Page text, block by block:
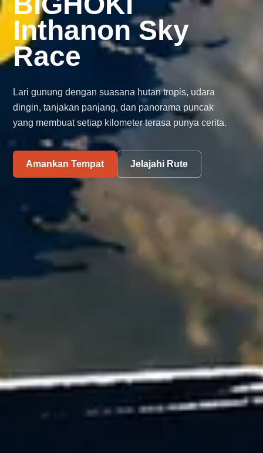
Inthanon Sky
Race
Lari gunung dengan suasana hutan tropis, udara
dingin, tanjakan panjang, dan panorama puncak
yang membuat setiap kilometer terasa punya cerita.
Amankan Tempat Jelajahi Rute